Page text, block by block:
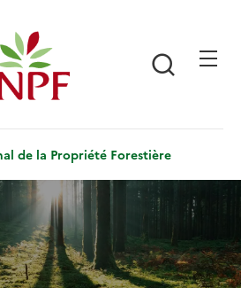
de la Propriété Forestière